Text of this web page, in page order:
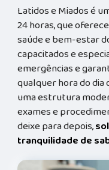
Latidos e Miados é
24 horas, que
saúde e bem-estar
capacitados e
emergências e
qualquer hora do dia
uma estrutura
exames e
deixe para depois,
tranquilidade de